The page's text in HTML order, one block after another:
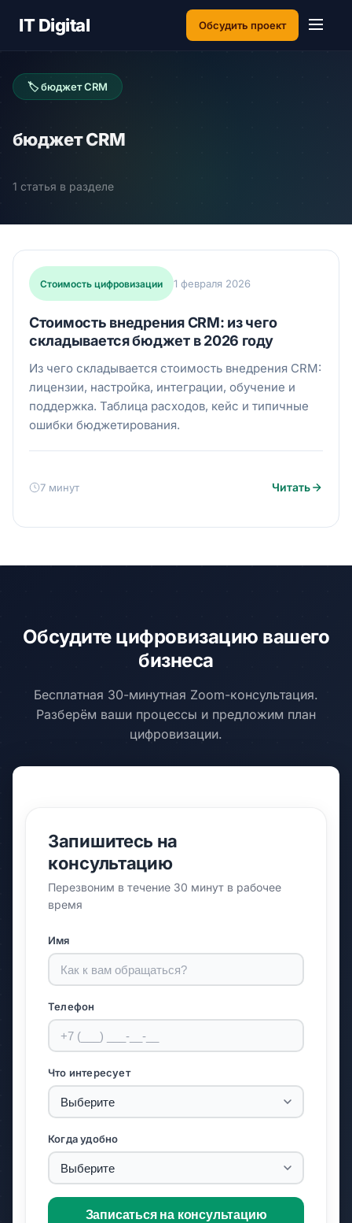
IT Digital Обсудить проект
🏷 бюджет CRM
бюджет CRM
1 статья в разделе
Стоимость цифровизации 1 февраля 2026
Стоимость внедрения CRM: из чего
складывается бюджет в 2026 году
Из чего складывается стоимость внедрения CRM:
лицензии, настройка, интеграции, обучение и
поддержка. Таблица расходов, кейс и типичные
ошибки бюджетирования.
7 минут Читать
Обсудите цифровизацию вашего
бизнеса
Бесплатная 30-минутная Zoom-консультация.
Разберём ваши процессы и предложим план
цифровизации.
Запишитесь на
консультацию
Перезвоним в течение 30 минут в рабочее
время
Имя
Телефон
Что интересует
Когда удобно
Записаться на консультацию